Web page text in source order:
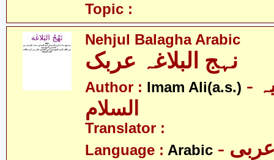
Topic :
Nehjul Balagha Arabic
نہج البلاغہ عربک
Author : Imam Ali(a.s.) - امام علی علیہ
السلام
Translator :
Language : Arabic عربی